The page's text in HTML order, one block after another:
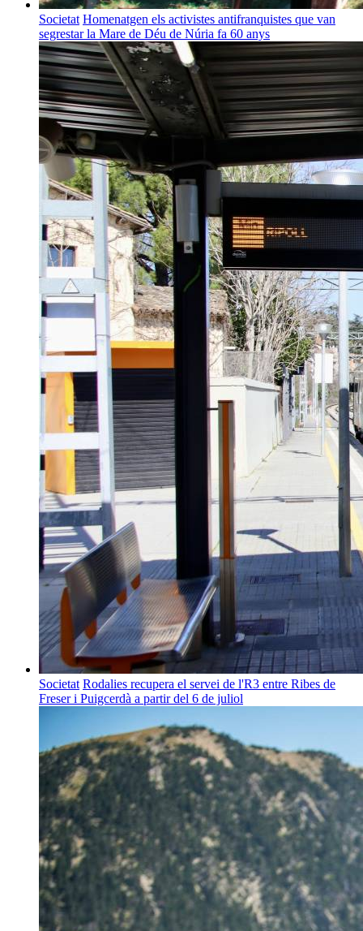
Societat Homenatgen els activistes antifranquistes que van
segrestar la Mare de Déu de Núria fa 60 anys
Societat Rodalies recupera el servei de l'R3 entre Ribes de
Freser i Puigcerdà a partir del 6 de juliol